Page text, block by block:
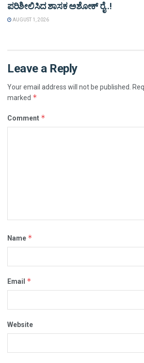
ಪರಿಶೀಲಿಸಿದ ಶಾಸಕ ಅಶೋಕ್ ರೈ..!
AUGUST 1, 2026
Leave a Reply
Your email address will not be published.
marked *
Comment *
Name *
Email *
Website